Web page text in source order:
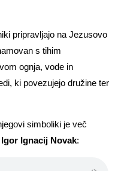
pripravljajo na Jezusovo
s tihim
ognja, vode in
ki povezujejo družine ter
simboliki je več
Igor Ignacij Novak: